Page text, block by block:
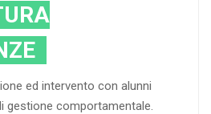
ed intervento con alunni
gestione comportamentale.